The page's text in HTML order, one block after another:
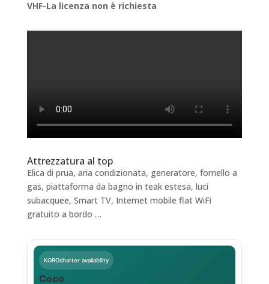
VHF-La licenza non è richiesta
Attrezzatura al top
Elica di prua, aria condizionata, generatore, fornello a
gas, piattaforma da bagno in teak estesa, luci
subacquee, Smart TV, Internet mobile flat WiFi
gratuito a bordo …
KOROcharter availability
Coco